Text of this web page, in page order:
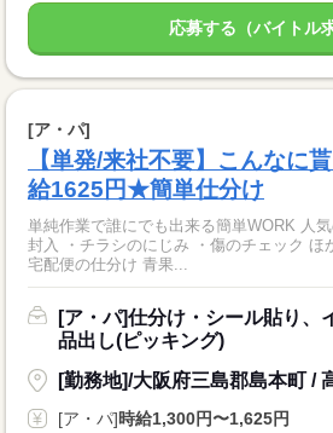
応募する（バイトル
[ア・パ]
【単発/来社不要】こんなに
給1625円★簡単仕分け
単純作業で誰にでも出来る簡単WORK 人
封入 ・チラシのにじみ ・傷のチェック ほ
宅配便の仕分け 青果...
[ア・パ]仕分け・シール貼り、
品出し(ピッキング)
[勤務地]/大阪府三島郡島本町 /
[ア・パ]時給1,300円〜1,625円